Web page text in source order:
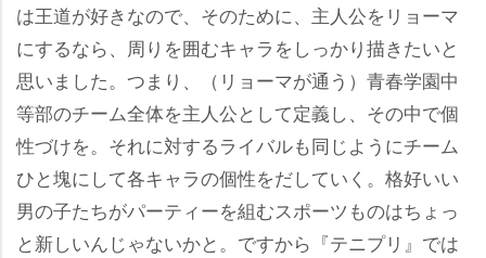
は王道が好きなので、そのために、主人公をリョーマ
にするなら、周りを囲むキャラをしっかり描きたいと
思いました。つまり、（リョーマが通う）青春学園中
等部のチーム全体を主人公として定義し、その中で個
性づけを。それに対するライバルも同じようにチーム
ひと塊にして各キャラの個性をだしていく。格好いい
男の子たちがパーティーを組むスポーツものはちょっ
と新しいんじゃないかと。ですから『テニプリ』では